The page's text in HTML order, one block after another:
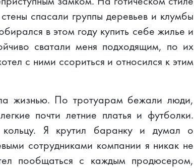
спасали группы деревьев и клумбы
в этом году купить себе жилье и
сватали меня подходящим, по их
с ними ссориться и относился к этим
жизнью. По тротуарам бежали люди,
почти летние платья и футболки.
Я крутил баранку и думал о
сотрудниками компании я никак не
пообщаться с каждым продюсером,